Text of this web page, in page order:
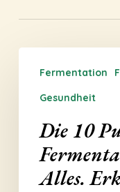
Punkte
Gemüse
Fermentation.
Einfach.
Fermentation
Gesundheit
Die 10
Alles.